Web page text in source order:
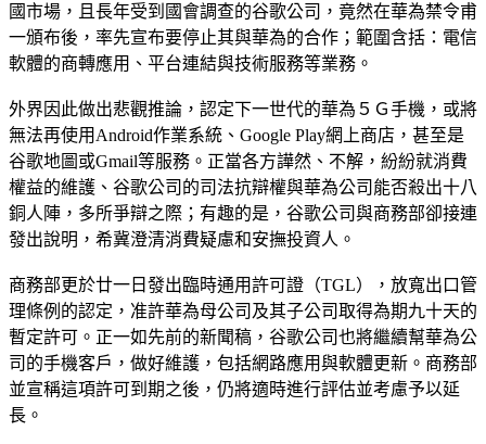
國市場，且長年受到國會調查的谷歌公司，竟然在華為禁令甫
一頒布後，率先宣布要停止其與華為的合作；範圍含括：電信
軟體的商轉應用、平台連結與技術服務等業務。
外界因此做出悲觀推論，認定下一世代的華為５Ｇ手機，或將
無法再使用Android作業系統、Google Play網上商店，甚至是
谷歌地圖或Gmail等服務。正當各方譁然、不解，紛紛就消費
權益的維護、谷歌公司的司法抗辯權與華為公司能否殺出十八
銅人陣，多所爭辯之際；有趣的是，谷歌公司與商務部卻接連
發出說明，希冀澄清消費疑慮和安撫投資人。
商務部更於廿一日發出臨時通用許可證（TGL），放寬出口管
理條例的認定，准許華為母公司及其子公司取得為期九十天的
暫定許可。正一如先前的新聞稿，谷歌公司也將繼續幫華為公
司的手機客戶，做好維護，包括網路應用與軟體更新。商務部
並宣稱這項許可到期之後，仍將適時進行評估並考慮予以延
長。